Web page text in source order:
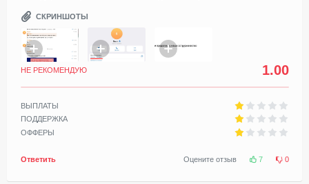
СКРИНШОТЫ
НЕ РЕКОМЕНДУЮ 1.00
ВЫПЛАТЫ
ПОДДЕРЖКА
ОФФЕРЫ
Ответить Оцените отзыв 7 0